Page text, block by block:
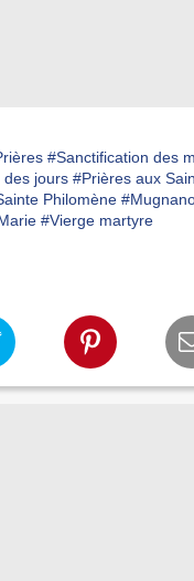
#Sanctification des
des jours #Prières aux
Philomène
#Vierge martyre